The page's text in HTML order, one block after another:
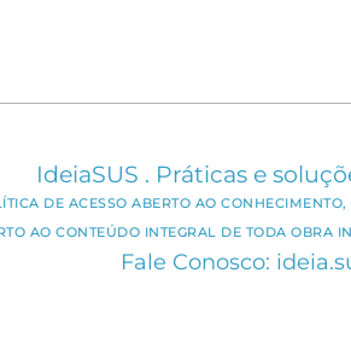
IdeiaSUS . Práticas e
DE ACESSO ABERTO AO
AO CONTEÚDO INTEGRAL DE TODA OBRA
Fale Conosco: